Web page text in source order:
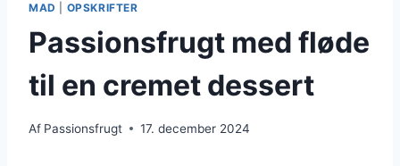
MAD OPSKRIFTER
Passionsfrugt med fløde
til en cremet dessert
Af Passionsfrugt 17. december 2024